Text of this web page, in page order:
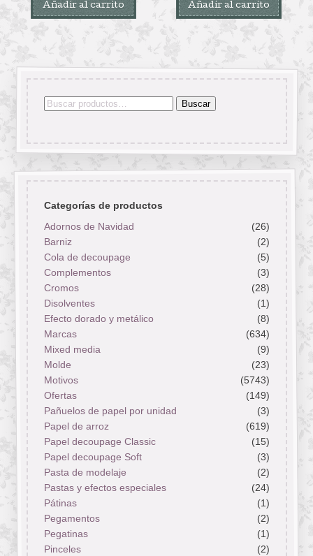
Añadir al carrito Añadir al carrito
Buscar
Buscar
Categorías de productos
Adornos de Navidad
(26)
Barniz
(2)
Cola de decoupage
(5)
Complementos
(3)
Cromos
(28)
Disolventes
(1)
Efecto dorado y metálico
(8)
Marcas
(634)
Mixed media
(9)
Molde
(23)
Motivos
(5743)
Ofertas
(149)
Pañuelos de papel por unidad
(3)
Papel de arroz
(619)
Papel decoupage Classic
(15)
Papel decoupage Soft
(3)
Pasta de modelaje
(2)
Pastas y efectos especiales
(24)
Pátinas
(1)
Pegamentos
(2)
Pegatinas
(1)
Pinceles
(2)